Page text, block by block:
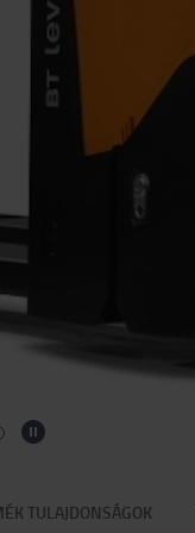
TULAJDONSÁGOK